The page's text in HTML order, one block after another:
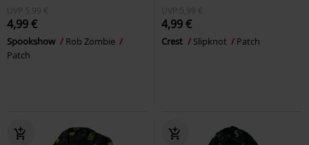
UVP 5,99 €
4,99 €
Spookshow
Rob Zombie
Patch
UVP 5,99 €
4,99 €
Crest Slipknot Patch